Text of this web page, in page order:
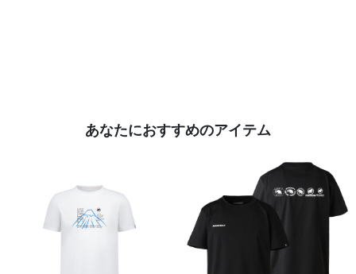
あなたにおすすめのアイテム